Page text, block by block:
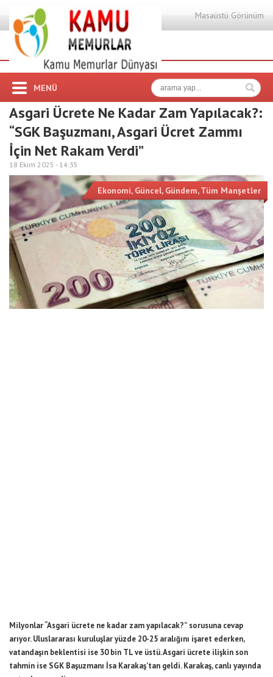
Masaüstü Görünüm
MENÜ
Asgari Ücrete Ne Kadar Zam Yapılacak?:
“SGK Başuzmanı, Asgari Ücret Zammı
İçin Net Rakam Verdi”
18 Ekim 2025 - 14:35
Ekonomi, Güncel, Gündem,Tüm Manşetler
Milyonlar “Asgari ücrete ne kadar zam yapılacak?” sorusuna cevap
arıyor. Uluslararası kuruluşlar yüzde 20-25 aralığını işaret ederken,
vatandaşın beklentisi ise 30 bin TL ve üstü. Asgari ücrete ilişkin son
tahmin ise SGK Başuzmanı İsa Karakaş’tan geldi. Karakaş, canlı yayında